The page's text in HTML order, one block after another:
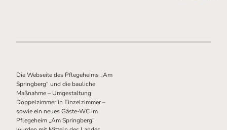
Die Webseite des Pflegeheims „Am
Springberg“ und die bauliche
Maßnahme – Umgestaltung
Doppelzimmer in Einzelzimmer –
sowie ein neues Gäste-WC im
Pflegeheim „Am Springberg“